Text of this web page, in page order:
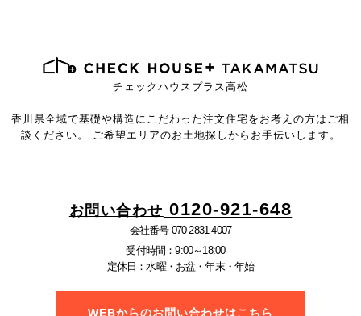
チェックハウスプラス高松
香川県全域で基礎や構造にこだわった注文住宅を お考えの方はご相
談ください。
ご希望エリアのお土地探しからお手伝いします。
お問い合わせ 0120-921-648
会社番号 070-2831-4007
受付時間：9:00～18:00
定休日：水曜・お盆・年末・年始
WEBからのお問い合わせはこちら